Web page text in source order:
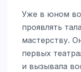
Уже в юном
проявлять
мастерству.
первых
и вызывала